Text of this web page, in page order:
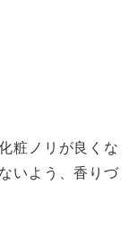
粧ノリが良くな
いよう、香りづ